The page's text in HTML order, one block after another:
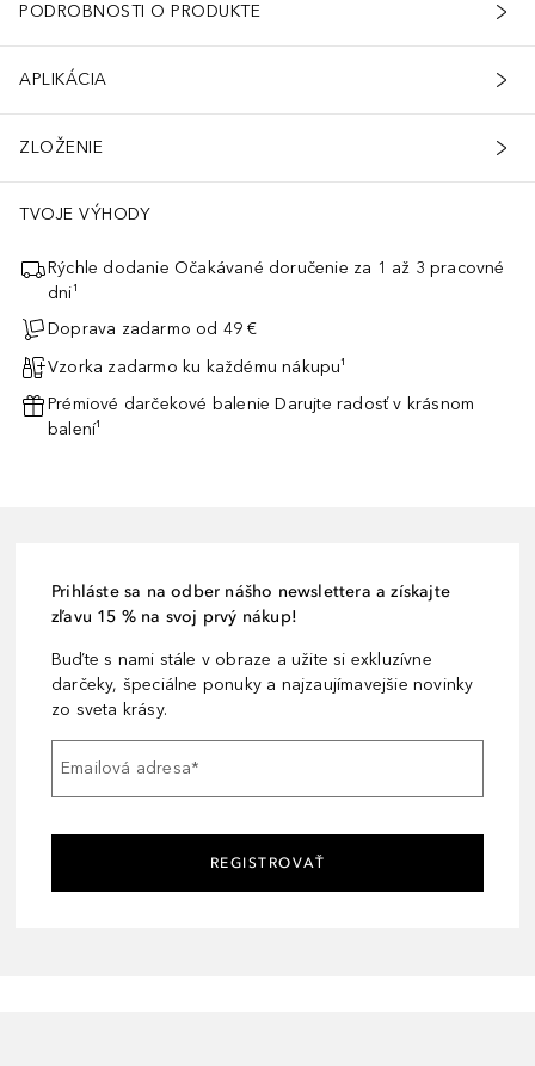
PODROBNOSTI O PRODUKTE
APLIKÁCIA
ZLOŽENIE
TVOJE VÝHODY
Rýchle dodanie Očakávané doručenie za 1 až 3 pracovné
dni¹
Doprava zadarmo od 49 €
Vzorka zadarmo ku každému nákupu¹
Prémiové darčekové balenie Darujte radosť v krásnom
balení¹
Prihláste sa na odber nášho newslettera a získajte
zľavu 15 % na svoj prvý nákup!
Buďte s nami stále v obraze a užite si exkluzívne
darčeky, špeciálne ponuky a najzaujímavejšie novinky
zo sveta krásy.
Emailová adresa*
REGISTROVAŤ